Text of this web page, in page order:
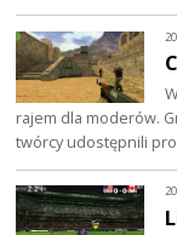
rajem dla moderów.
twórcy udostępnili